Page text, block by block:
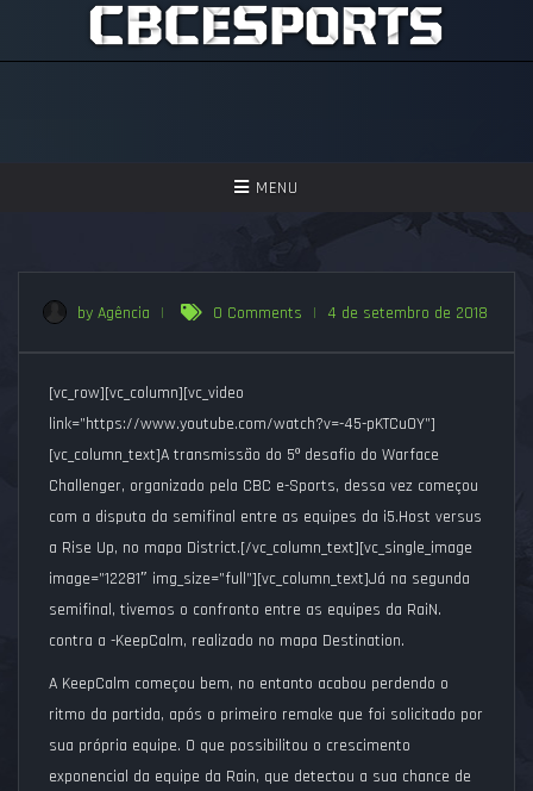
TOGGLE
MENU
ASSISTIR
PERGUNTAS FREQUENTES
SEJA UM APOIADOR!
by Agência | 0 Comments | 4 de setembro de 2018
[vc_row][vc_column][vc_video
link=”https://www.youtube.com/watch?v=-45-pKTCu0Y”]
[vc_column_text]A transmissão do 5º desafio do Warface
Challenger, organizado pela CBC e-Sports, dessa vez começou
com a disputa da semifinal entre as equipes da i5.Host versus
a Rise Up, no mapa District.[/vc_column_text][vc_single_image
image=”12281″ img_size=”full”][vc_column_text]Já na segunda
semifinal, tivemos o confronto entre as equipes da RaiN.
contra a -KeepCalm, realizado no mapa Destination.
A KeepCalm começou bem, no entanto acabou perdendo o
ritmo da partida, após o primeiro remake que foi solicitado por
sua própria equipe. O que possibilitou o crescimento
exponencial da equipe da Rain, que detectou a sua chance de